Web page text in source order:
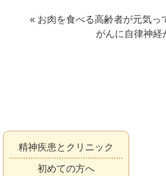
« お肉を食べる高齢者が元気っ
がんに自律神経
精神疾患とクリニック
初めての方へ